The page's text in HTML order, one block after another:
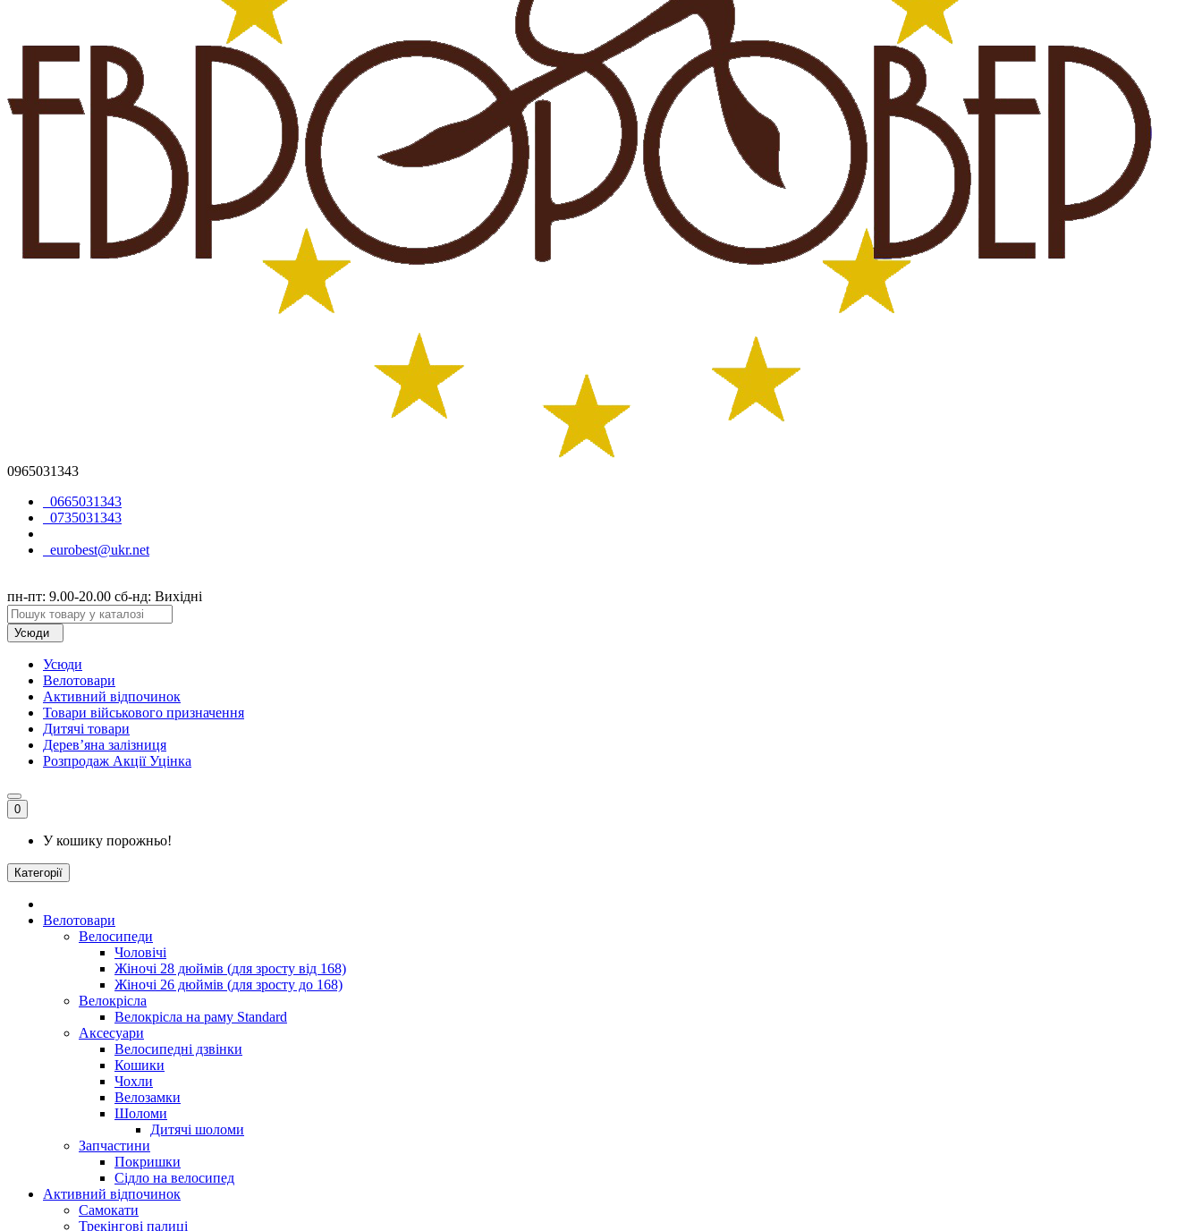
0965031343
0665031343
0735031343
eurobest@ukr.net
пн-пт: 9.00-20.00 сб-нд: Вихідні
Усюди
Усюди
Велотовари
Активний відпочинок
Товари військового призначення
Дитячі товари
Дерев’яна залізниця
Розпродаж Акції Уцінка
0
У кошику порожньо!
Категорії
Велотовари
Велосипеди
Чоловічі
Жіночі 28 дюймів (для зросту від 168)
Жіночі 26 дюймів (для зросту до 168)
Велокрісла
Велокрісла на раму Standard
Аксесуари
Велосипедні дзвінки
Кошики
Чохли
Велозамки
Шоломи
Дитячі шоломи
Запчастини
Покришки
Сідло на велосипед
Активний відпочинок
Самокати
Трекінгові палиці